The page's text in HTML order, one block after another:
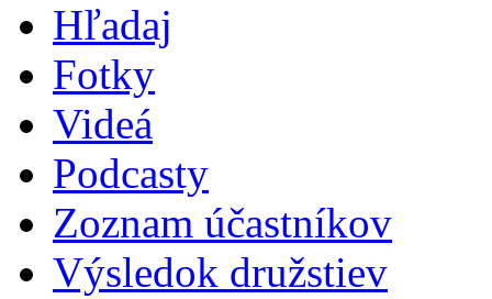
Hľadaj
Fotky
Videá
Podcasty
Zoznam účastníkov
Výsledok družstiev